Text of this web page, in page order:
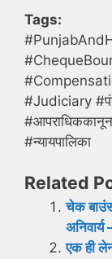
Tags:
#Judiciary
#न्यायपालिका
Related
चेक
अनिवार्य
एक ही